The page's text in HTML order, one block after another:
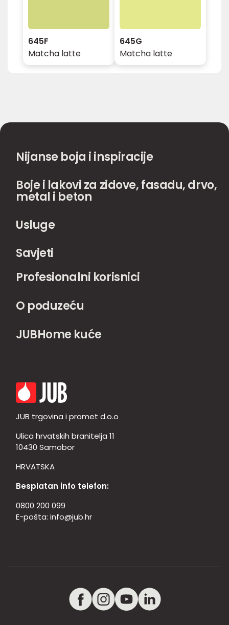
645F
Matcha latte
645G
Matcha latte
Nijanse boja i inspiracije
Boje i lakovi za zidove, fasadu, drvo,
metal i beton
Usluge
Savjeti
Profesionalni korisnici
O poduzeću
JUBHome kuće
JUB trgovina i promet d.o.o
Ulica hrvatskih branitelja 11
10430 Samobor
HRVATSKA
Besplatan info telefon:
0800 200 099
E-pošta: info@jub.hr